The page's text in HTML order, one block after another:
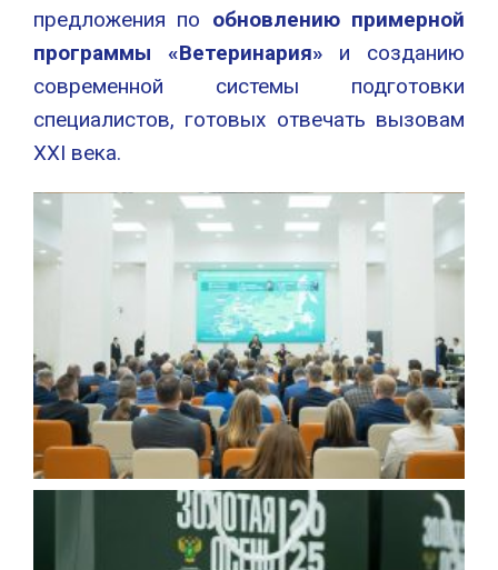
предложения по обновлению примерной
программы «Ветеринария» и созданию
современной системы подготовки
специалистов, готовых отвечать вызовам
XXI века.